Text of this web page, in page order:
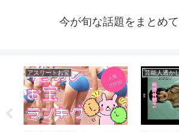
今が旬な話題をまとめて
アスリートお宝 芸能人透か